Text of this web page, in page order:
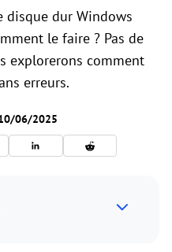
disque dur Windows
le faire ? Pas de
explorerons comment
erreurs.
06/2025